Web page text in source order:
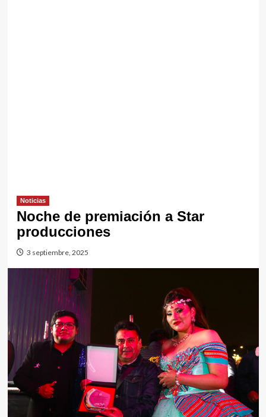
Noticias
Noche de premiación a Star
producciones
3 septiembre, 2025